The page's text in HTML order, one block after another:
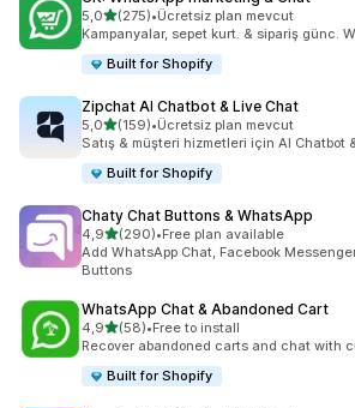
5,05 yıldız üzerinden
(275)
toplam 275 değerlendirme
•Ücretsiz plan mevcut
Kampanyalar, sepet kurt. & sipariş günc.
Built for Shopify
Zipchat AI Chatbot & Live Chat
5,05 yıldız üzerinden
(159)
toplam 159 değerlendirme
•Ücretsiz plan mevcut
Satış & müşteri hizmetleri için AI Chatbot
Built for Shopify
Chaty Chat Buttons & WhatsApp
4,95 yıldız üzerinden
(290)
toplam 290 değerlendirme
•Free plan available
Add WhatsApp Chat, Facebook
Buttons
WhatsApp Chat & Abandoned Cart
4,95 yıldız üzerinden
(58)
toplam 58 değerlendirme
•Free to install
Recover abandoned carts and chat with
Built for Shopify